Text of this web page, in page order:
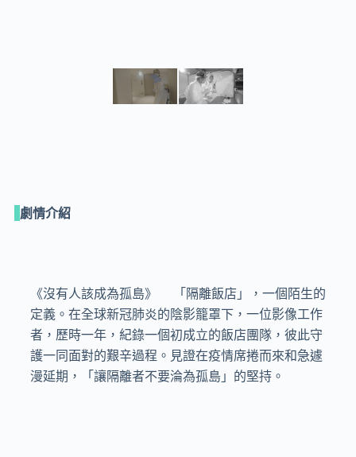
劇情介紹
《沒有人該成為孤島》  「隔離飯店」，一個陌生的
定義。在全球新冠肺炎的陰影籠罩下，一位影像工作
者，歷時一年，紀錄一個初成立的飯店團隊，彼此守
護一同面對的艱辛過程。見證在疫情席捲而來和急遽
漫延期，「讓隔離者不要淪為孤島」的堅持。